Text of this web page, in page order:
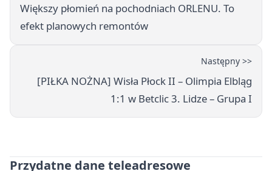
Większy płomień na pochodniach ORLENU. To
efekt planowych remontów
Następny >>
[PIŁKA NOŻNA] Wisła Płock II – Olimpia Elbląg
1:1 w Betclic 3. Lidze – Grupa I
Przydatne dane teleadresowe